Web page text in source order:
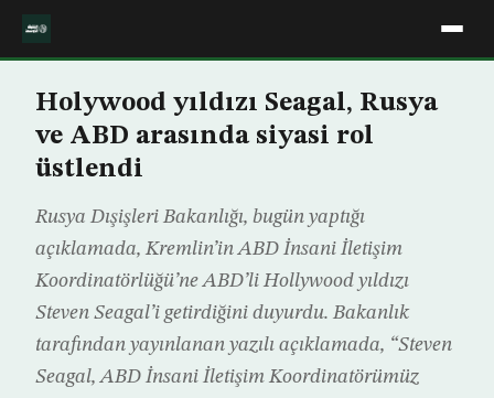
Holywood yıldızı Seagal, Rusya
ve ABD arasında siyasi rol
üstlendi
Rusya Dışişleri Bakanlığı, bugün yaptığı
açıklamada, Kremlin’in ABD İnsani İletişim
Koordinatörlüğü’ne ABD’li Hollywood yıldızı
Steven Seagal’i getirdiğini duyurdu. Bakanlık
tarafından yayınlanan yazılı açıklamada, “Steven
Seagal, ABD İnsani İletişim Koordinatörümüz